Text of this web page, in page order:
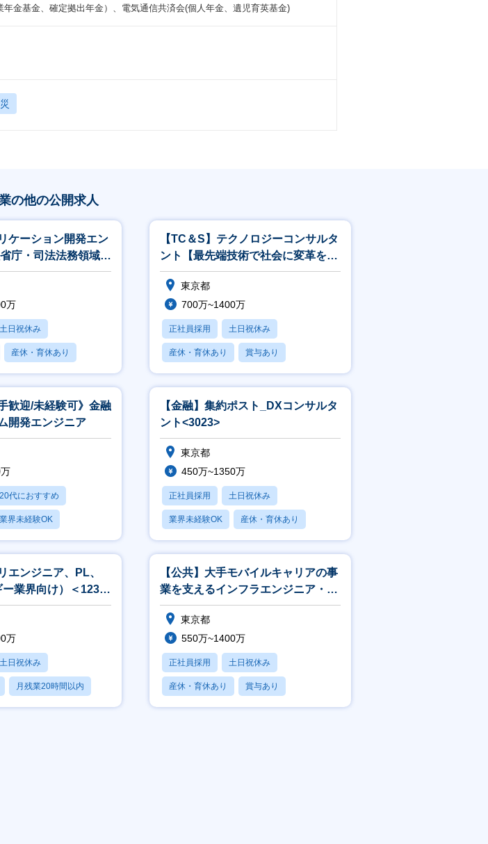
金基金、確定拠出年金）、電気通信共済会(個人年金、遺児育英基金)
の他の公開求人
ケーション開発エン
庁・司法法務領域】
万
土日祝休み
産休・育休あり
【TC＆S】テクノロジーコンサルタ
ント【最先端技術で社会に変革を起
こすITコンサル】<244>
東京都
700万~1400万
正社員採用 土日祝休み
産休・育休あり 賞与あり
フレックス
歓迎/未経験可》金融
開発エンジニア
20代におすすめ
業界未経験OK
【金融】集約ポスト_DXコンサルタ
ント<3023>
東京都
450万~1350万
正社員採用 土日祝休み
業界未経験OK 産休・育休あり
賞与あり
エンジニア、PL、
ー業界向け）＜1238
万
土日祝休み
月残業20時間以内
【公共】大手モバイルキャリアの事
業を支えるインフラエンジニア・イ
ンフラアーキテクト<188>
東京都
550万~1400万
正社員採用 土日祝休み
産休・育休あり 賞与あり
フレックス